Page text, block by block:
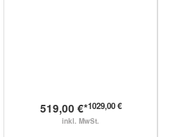
519,00 €*1029,00 €
inkl. MwSt.